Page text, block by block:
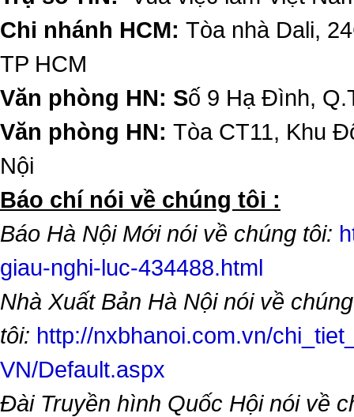
Chi nhánh HCM: Tòa nhà Dali,
TP HCM
Văn phòng HN: Số 9 Hạ Đình,
Văn phòng HN: Tòa CT11, Khu
Nội
​Báo chí nói về chúng tôi :
Báo Hà Nội Mới nói về chúng tôi:
giau-nghi-luc-434488.html
Nhà Xuất Bản Hà Nội nói về chúng
tôi: http://nxbhanoi.com.vn/
VN/Default.aspx
Đài Truyền hình Quốc Hội nói về